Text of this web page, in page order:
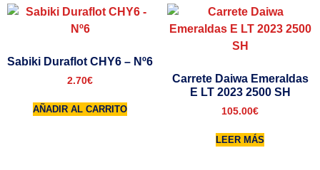
Sabiki Duraflot CHY6 – Nº6
2.70€
AÑADIR AL CARRITO
Carrete Daiwa Emeraldas
E LT 2023 2500 SH
105.00€
LEER MÁS